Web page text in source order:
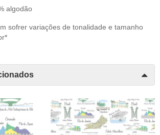
algodão
sofrer variações de tonalidade e tamanho